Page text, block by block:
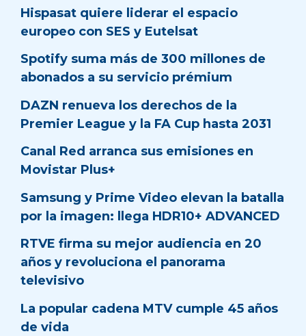
Hispasat quiere liderar el espacio
europeo con SES y Eutelsat
Spotify suma más de 300 millones de
abonados a su servicio prémium
DAZN renueva los derechos de la
Premier League y la FA Cup hasta 2031
Canal Red arranca sus emisiones en
Movistar Plus+
Samsung y Prime Video elevan la batalla
por la imagen: llega HDR10+ ADVANCED
RTVE firma su mejor audiencia en 20
años y revoluciona el panorama
televisivo
La popular cadena MTV cumple 45 años
de vida